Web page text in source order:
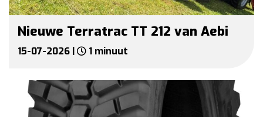
Nieuwe Terratrac TT 212 van Aebi
15-07-2026 | 1 minuut